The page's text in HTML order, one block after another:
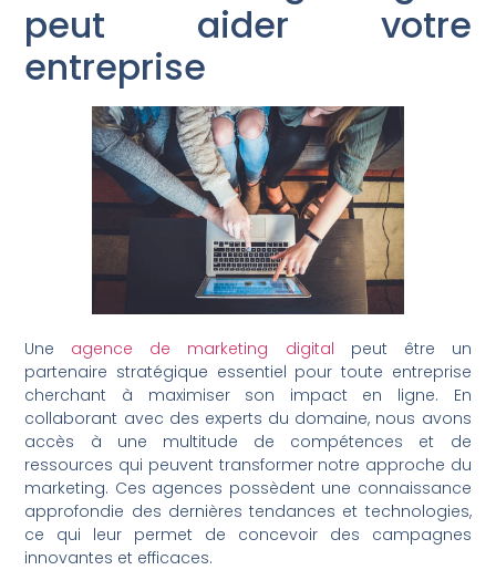
peut aider votre
entreprise
Une agence de marketing digital peut être un
partenaire stratégique essentiel pour toute entreprise
cherchant à maximiser son impact en ligne. En
collaborant avec des experts du domaine, nous avons
accès à une multitude de compétences et de
ressources qui peuvent transformer notre approche du
marketing. Ces agences possèdent une connaissance
approfondie des dernières tendances et technologies,
ce qui leur permet de concevoir des campagnes
innovantes et efficaces.